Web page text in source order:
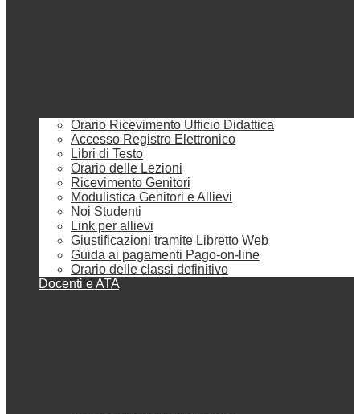
Orario Ricevimento Ufficio Didattica
Accesso Registro Elettronico
Libri di Testo
Orario delle Lezioni
Ricevimento Genitori
Modulistica Genitori e Allievi
Noi Studenti
Link per allievi
Giustificazioni tramite Libretto Web
Guida ai pagamenti Pago-on-line
Orario delle classi definitivo
Docenti e ATA